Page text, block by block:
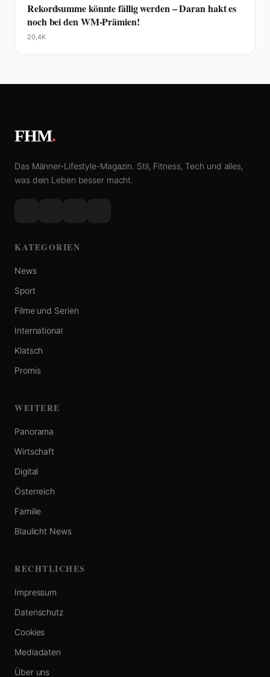
Rekordsumme könnte fällig werden – Daran hakt es
noch bei den WM-Prämien!
20,4K
FHM.
Das Männer-Lifestyle-Magazin. Stil, Fitness, Tech und alles,
was dein Leben besser macht.
KATEGORIEN
News
Sport
Filme und Serien
International
Klatsch
Promis
WEITERE
Panorama
Wirtschaft
Digital
Österreich
Familie
Blaulicht News
RECHTLICHES
Impressum
Datenschutz
Cookies
Mediadaten
Über uns